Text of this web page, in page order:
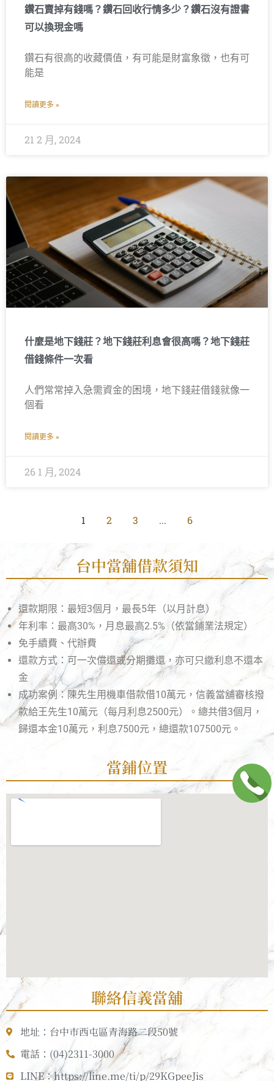
鑽石賣掉有錢嗎？鑽石回收行情多少？鑽石沒有證書
可以換現金嗎
鑽石有很高的收藏價值，有可能是財富象徵，也有可
能是
閱讀更多 »
21 2 月, 2024
什麼是地下錢莊？地下錢莊利息會很高嗎？地下錢莊
借錢條件一次看
人們常常掉入急需資金的困境，地下錢莊借錢就像一
個看
閱讀更多 »
26 1 月, 2024
1 2 3 ... 6
台中當舖借款須知
還款期限：最短3個月，最長5年（以月計息）
年利率：最高30%，月息最高2.5%（依當鋪業法規定）
免手續費、代辦費
還款方式：可一次償還或分期攤還，亦可只繳利息不還本
金
成功案例：陳先生用機車借款借10萬元，信義當舖審核撥
款給王先生10萬元（每月利息2500元）。總共借3個月，
歸還本金10萬元，利息7500元，總還款107500元。
當鋪位置
聯絡信義當舖
地址：台中市西屯區青海路二段50號
電話：(04)2311-3000
LINE：https://line.me/ti/p/29KGpeeJis